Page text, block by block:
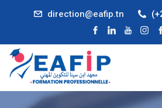
direction@eafip.tn